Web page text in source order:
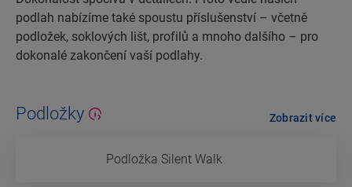
podlah nabízíme také spoustu příslušenství – včetně
podložek, soklových lišt, profilů a mnoho dalšího – pro
dokonalé zakončení vaší podlahy.
Podložky
Podložka Silent Walk
Zobrazit více